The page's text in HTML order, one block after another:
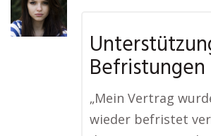
Befristungen
„Mein Vertrag
wieder befristet